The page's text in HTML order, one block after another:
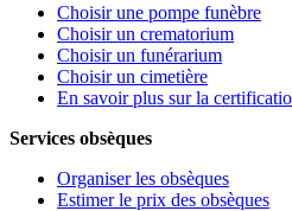
Choisir une pompe funèbre
Choisir un crematorium
Choisir un funérarium
Choisir un cimetière
En savoir plus sur la
Services obsèques
Organiser les obsèques
Estimer le prix des obsèques